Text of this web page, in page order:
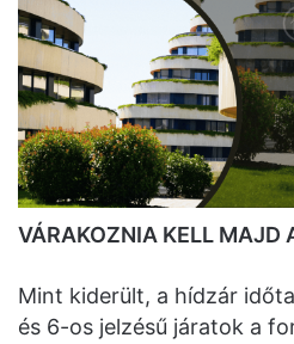
VÁRAKOZNIA KELL MAJD
Mint kiderült, a hídzár
és 6-os jelzésű járatok a